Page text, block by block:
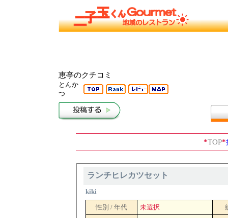
恵亭のクチコミ
とんか
つ
*TOP*
ランチヒレカツセット
kiki
性別 / 年代 未選択